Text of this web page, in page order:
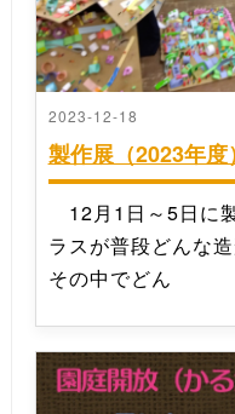
2023-12-18
製作展（2023年度）
12月1日～5日に
ラスが普段どんな
その中でどん